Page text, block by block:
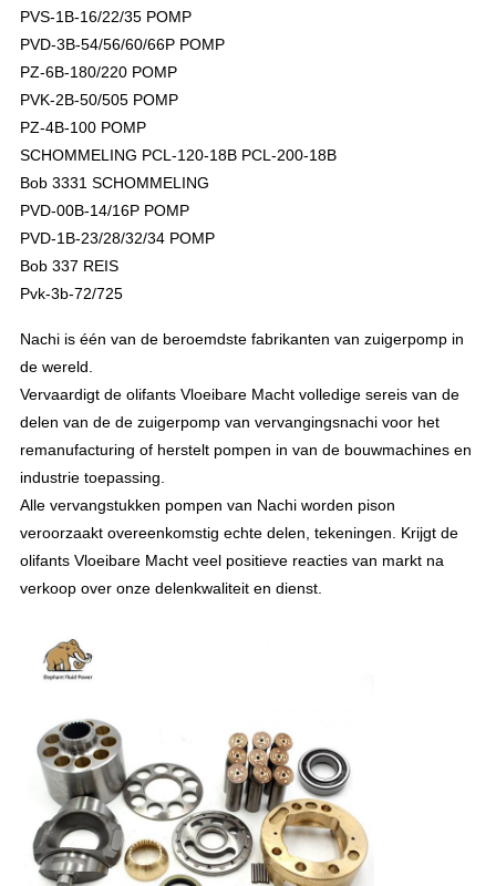
PVS-1B-16/22/35 POMP
PVD-3B-54/56/60/66P POMP
PZ-6B-180/220 POMP
PVK-2B-50/505 POMP
PZ-4B-100 POMP
SCHOMMELING PCL-120-18B PCL-200-18B
Bob 3331 SCHOMMELING
PVD-00B-14/16P POMP
PVD-1B-23/28/32/34 POMP
Bob 337 REIS
Pvk-3b-72/725
Nachi is één van de beroemdste fabrikanten van zuigerpomp in
de wereld.
Vervaardigt de olifants Vloeibare Macht volledige sereis van de
delen van de de zuigerpomp van vervangingsnachi voor het
remanufacturing of herstelt pompen in van de bouwmachines en
industrie toepassing.
Alle vervangstukken pompen van Nachi worden pison
veroorzaakt overeenkomstig echte delen, tekeningen. Krijgt de
olifants Vloeibare Macht veel positieve reacties van markt na
verkoop over onze delenkwaliteit en dienst.